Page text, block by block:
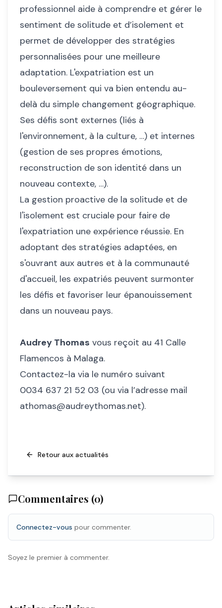
professionnel aide à comprendre et gérer le
sentiment de solitude et d’isolement et
permet de développer des stratégies
personnalisées pour une meilleure
adaptation. L'expatriation est un
bouleversement qui va bien entendu au-
delà du simple changement géographique.
Ses défis sont externes (liés à
l'environnement, à la culture, …) et internes
(gestion de ses propres émotions,
reconstruction de son identité dans un
nouveau contexte, …).
La gestion proactive de la solitude et de
l'isolement est cruciale pour faire de
l'expatriation une expérience réussie. En
adoptant des stratégies adaptées, en
s'ouvrant aux autres et à la communauté
d'accueil, les expatriés peuvent surmonter
les défis et favoriser leur épanouissement
dans un nouveau pays.
Audrey Thomas vous reçoit au 41 Calle
Flamencos à Malaga.
Contactez-la via le numéro suivant
0034 637 21 52 03 (ou via l’adresse mail
athomas@audreythomas.net).
Retour aux actualités
Commentaires (0)
Connectez-vous pour commenter.
Soyez le premier à commenter.